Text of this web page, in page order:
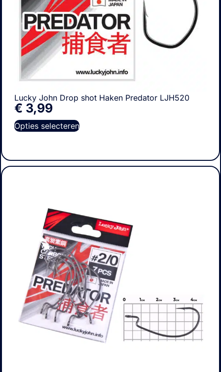
Lucky John Drop shot Haken Predator LJH520
€ 3,99
Opties selecteren